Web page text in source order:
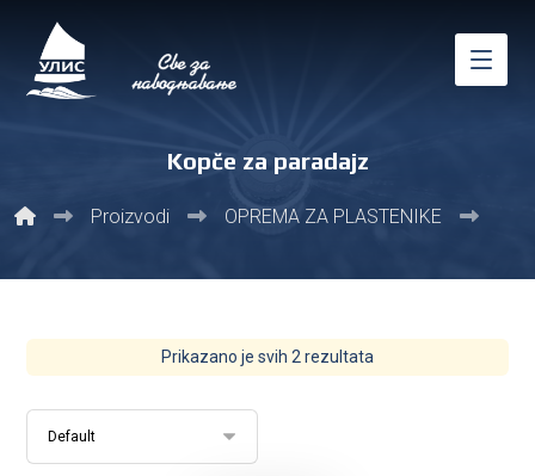
Kopče za paradajz
Proizvodi ОPREMA ZA PLASTENIKE
Prikazano je svih 2 rezultata